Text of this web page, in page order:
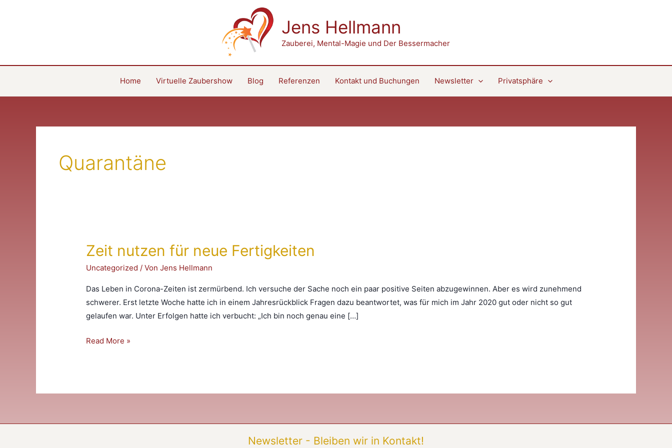
Jens Hellmann
Zauberei, Mental-Magie und Der Bessermacher
Home Virtuelle Zaubershow Blog Referenzen Kontakt und Buchungen Newsletter Privatsphäre
Quarantäne
Zeit nutzen für neue Fertigkeiten
Uncategorized / VonJens Hellmann
Das Leben in Corona-Zeiten ist zermürbend. Ich versuche der Sache noch ein paar positive Seiten abzugewinnen. Aber es wird zunehmend
schwerer. Erst letzte Woche hatte ich in einem Jahresrückblick Fragen dazu beantwortet, was für mich im Jahr 2020 gut oder nicht so gut
gelaufen war. Unter Erfolgen hatte ich verbucht: „Ich bin noch genau eine […]
Zeit
Fertigkeiten
Read More »
Newsletter - Bleiben wir in Kontakt!